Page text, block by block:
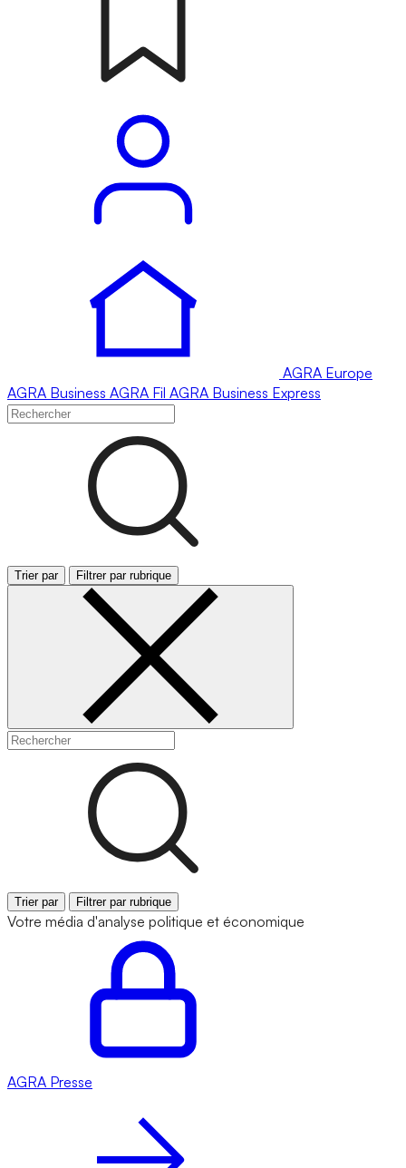
AGRA Europe
AGRA Business AGRA Fil AGRA Business Express
Trier par Filtrer par rubrique
Trier par Filtrer par rubrique
Votre média d'analyse politique et économique
AGRA Presse